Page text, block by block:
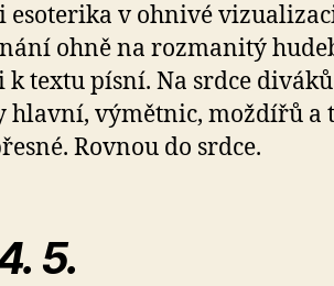
v ohnivé
ohně na rozmanitý
textu písní. Na srdce
hlavní, výmětnic, moždířů a
Rovnou do srdce.
5.